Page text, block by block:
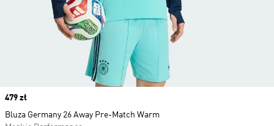
Price
479 zł
Bluza Germany 26 Away Pre-Match Warm